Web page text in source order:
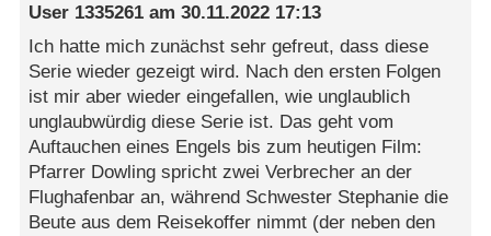
User 1335261 am30.11.2022 17:13
Ich hatte mich zunächst sehr gefreut, dass diese
Serie wieder gezeigt wird. Nach den ersten Folgen
ist mir aber wieder eingefallen, wie unglaublich
unglaubwürdig diese Serie ist. Das geht vom
Auftauchen eines Engels bis zum heutigen Film:
Pfarrer Dowling spricht zwei Verbrecher an der
Flughafenbar an, während Schwester Stephanie die
Beute aus dem Reisekoffer nimmt (der neben den